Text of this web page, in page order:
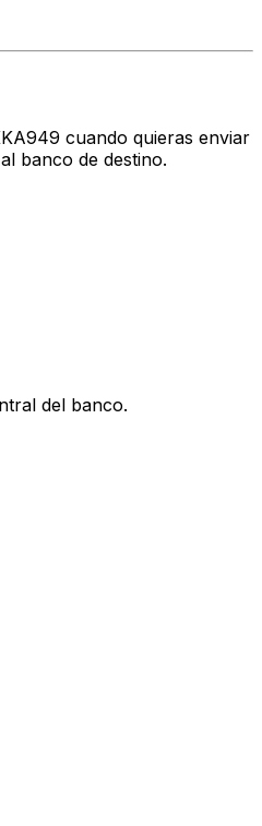
cuando quieras enviar
banco de destino.
del banco.